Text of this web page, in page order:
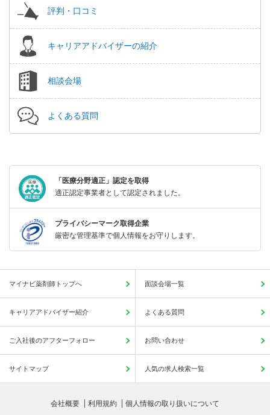
評判・口コミ
キャリアアドバイザーの紹介
相談会場
よくある質問
「医療分野適正」認定を取得
適正認定事業者として認定されました。
プライバシーマーク取得企業
厳密な管理基準で個人情報をお守りします。
マイナビ薬剤師トップへ 面談会場一覧
キャリアアドバイザー紹介 よくある質問
ご入社後のアフターフォロー お問い合わせ
サイトマップ 人気の求人検索一覧
会社概要 利用規約 個人情報の取り扱いについて